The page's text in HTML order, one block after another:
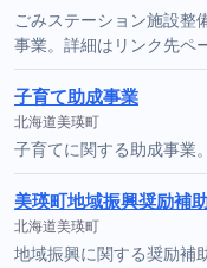
ごみステーション施設整
事業。詳細はリンク先ペ
子育て助成事業
北海道美瑛町
子育てに関する助成事業
美瑛町地域振興奨励補
北海道美瑛町
地域振興に関する奨励補